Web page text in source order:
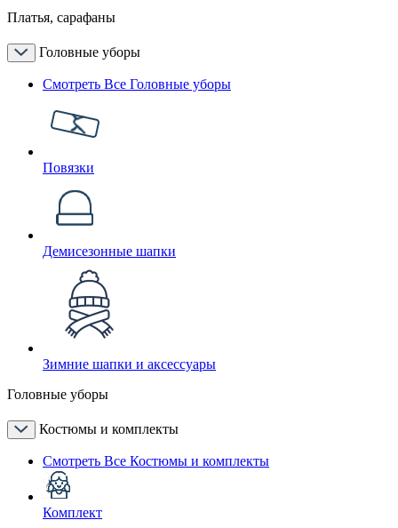
Платья, сарафаны
Головные уборы
Смотреть Все Головные уборы
Повязки
Демисезонные шапки
Зимние шапки и аксессуары
Головные уборы
Костюмы и комплекты
Смотреть Все Костюмы и комплекты
Комплект